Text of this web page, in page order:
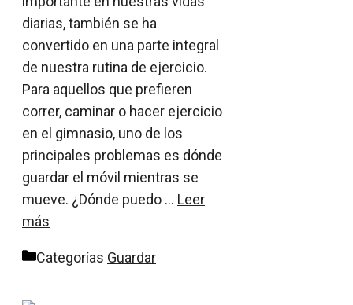
diarias, también se ha
convertido en una parte integral
de nuestra rutina de ejercicio.
Para aquellos que prefieren
correr, caminar o hacer ejercicio
en el gimnasio, uno de los
principales problemas es dónde
guardar el móvil mientras se
mueve. ¿Dónde puedo … Leer
más
Categorías Guardar